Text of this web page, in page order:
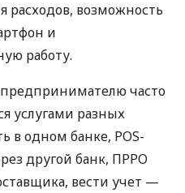
расходов, возможность
и
работу.
часто
услугами разных
в одном банке, POS-
другой банк, ПРРО
вести учет —